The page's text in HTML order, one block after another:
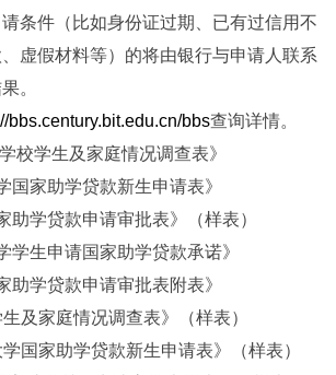
条件（比如身份证过期、已有过信用不
虚假材料等）的将由银行与申请人联系
。
bbs.century.bit.edu.cn/bbs查询详情。
校学生及家庭情况调查表》
家助学贷款新生申请表》
学贷款申请审批表》（样表）
生申请国家助学贷款承诺》
学贷款申请审批表附表》
及家庭情况调查表》（样表）
国家助学贷款新生申请表》（样表）